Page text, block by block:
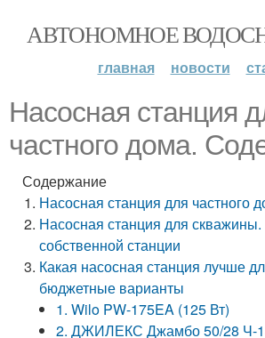
АВТОНОМНОЕ
главная новости
Насосная станция
частного дома.
Содержание
Насосная станция для частного
Насосная станция для
собственной станции
Какая насосная станция лучше
бюджетные варианты
1. Wilo PW-175EA (125 Вт)
2. ДЖИЛЕКС Джамбо 50/28 Ч-